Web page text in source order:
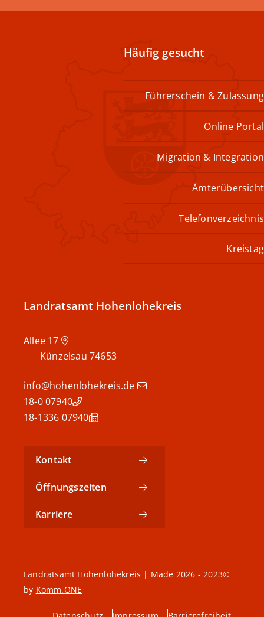
Häufig gesucht
Führerschein & Zulassung
Online Portal
Migration & Integration
Ämterübersicht
Telefonverzeichnis
Kreistag
Landratsamt Hohenlohekreis
74653
Künzelsau
info@hohenlohekreis.de
07940 18-0
07940 18-1336
Kontakt
Öffnungszeiten
Karriere
©2023 - 2026 Landratsamt Hohenlohekreis | Made
by Komm.ONE